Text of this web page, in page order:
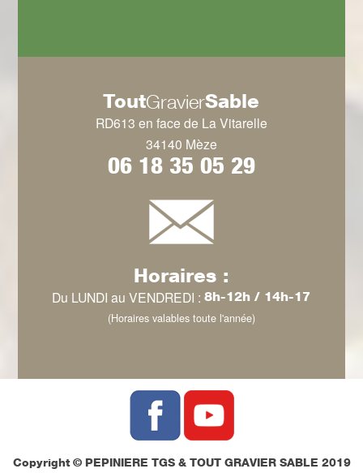
ToutGravierSable
RD613 en face de La Vitarelle
34140 Mèze
06 18 35 05 29
Horaires :
Du LUNDI au VENDREDI :8h-12h / 14h-17
(Horaires valables toute l'année)
Copyright © PEPINIERE TGS & TOUT GRAVIER SABLE 2019